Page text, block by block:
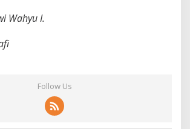
Wahyu I.
Follow Us